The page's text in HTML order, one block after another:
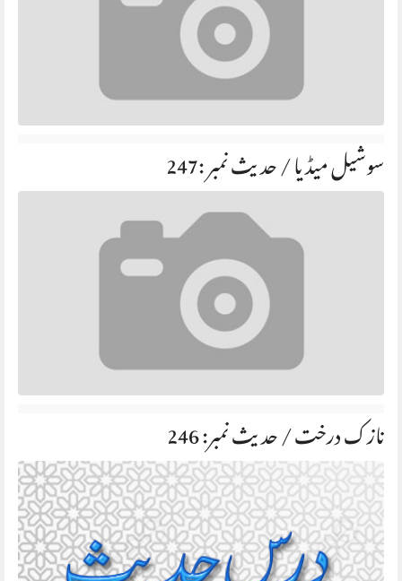
سوشیل میڈیا / حديث نمبر :247
نازک درخت / حدیث نمبر: 246